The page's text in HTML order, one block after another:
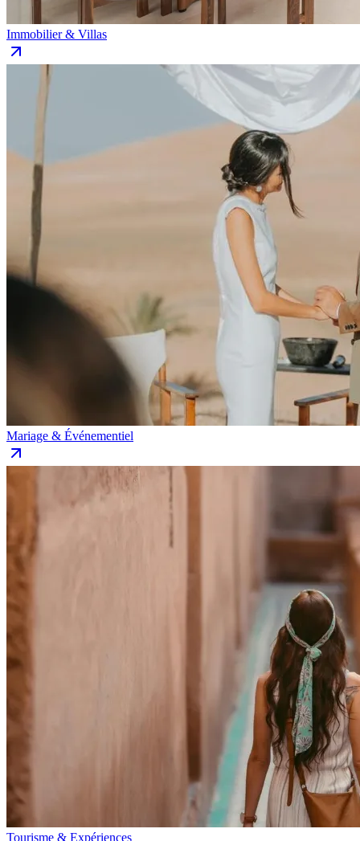
Immobilier & Villas
Mariage & Événementiel
Tourisme & Expériences